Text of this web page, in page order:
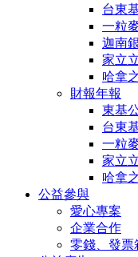
台東
一粒
迦南
家立
哈拿
財報年報
東基
台東
一粒
家立
哈拿
公益參與
愛心專案
企業合作
零錢、發票